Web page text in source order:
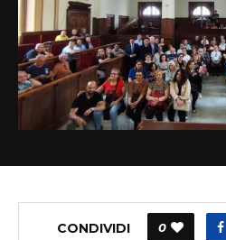
CONDIVIDI 0